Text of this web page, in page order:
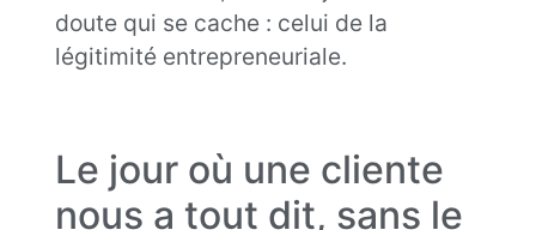
doute qui se cache : celui de la
légitimité entrepreneuriale.
Le jour où une cliente
nous a tout dit, sans le